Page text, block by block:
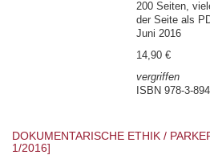
200 Seiten,
der Seite als
Juni 2016
14,90 €
vergriffen
ISBN 978-3-
DOKUMENTARISCHE ETHIK /
1/2016]